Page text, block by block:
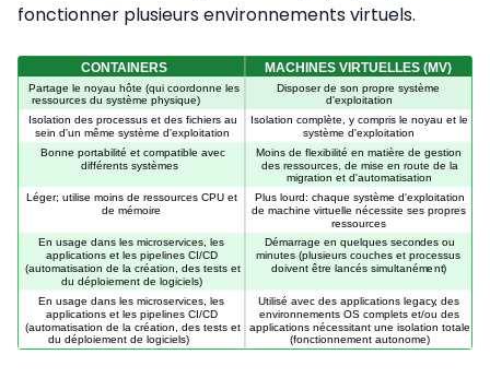
fonctionner plusieurs environnements virtuels.